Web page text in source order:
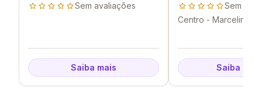
Sem avaliações
Saiba mais
Sem
Centro - Marcelino
Saiba mais